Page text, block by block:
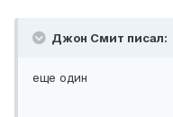
Джон Смит писал:
еще один